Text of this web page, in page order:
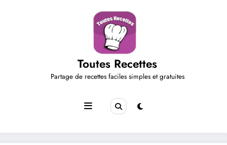
Toutes Recettes
Partage de recettes faciles simples et gratuites